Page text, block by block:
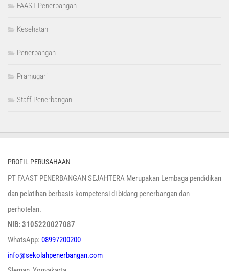
FAAST Penerbangan
Kesehatan
Penerbangan
Pramugari
Staff Penerbangan
PROFIL PERUSAHAAN
PT FAAST PENERBANGAN SEJAHTERA Merupakan Lembaga pendidikan
dan pelatihan berbasis kompetensi di bidang penerbangan dan
perhotelan.
NIB: 3105220027087
WhatsApp: 08997200200
info@sekolahpenerbangan.com